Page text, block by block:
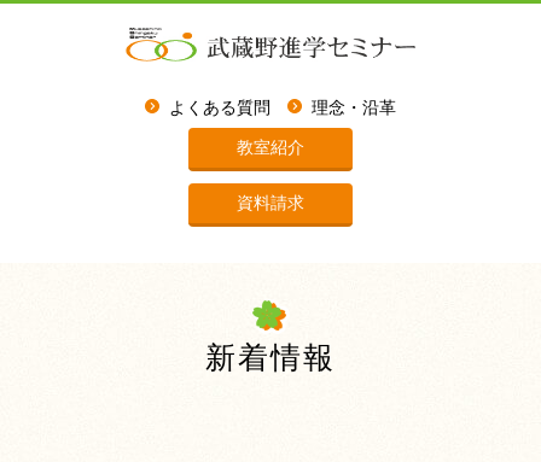
よくある質問 理念・沿革
教室紹介
資料請求
新着情報